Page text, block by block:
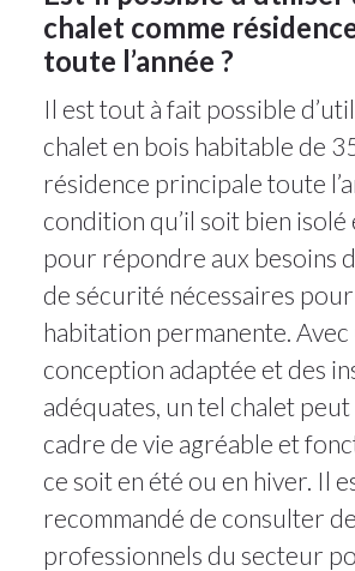
chalet comme
toute l’année ?
Il est tout à fait possible
chalet en bois habitable de
résidence principale toute
condition qu’il soit bien isolé
pour répondre aux besoins
de sécurité nécessaires
habitation permanente. Avec
conception adaptée et des
adéquates, un tel chalet
cadre de vie agréable et
ce soit en été ou en hiver. Il
recommandé de consulter
professionnels du secteur